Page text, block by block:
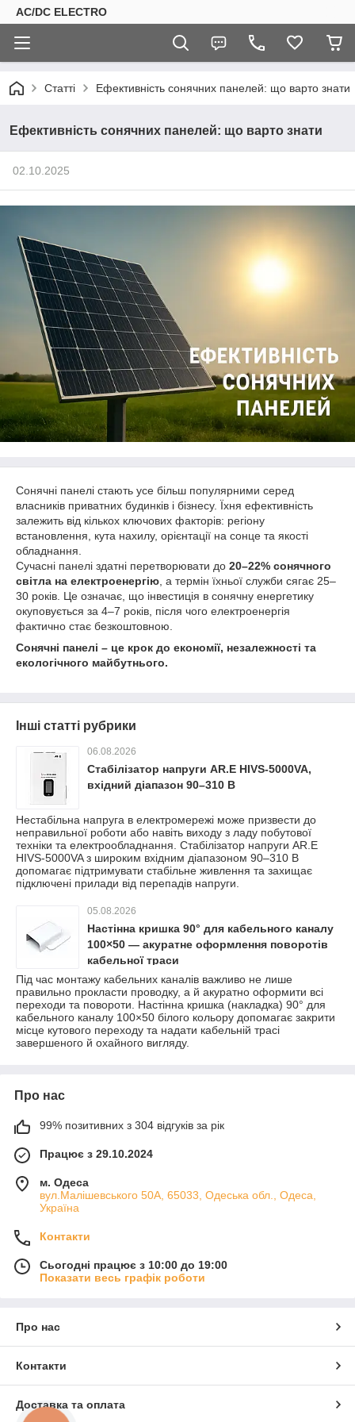
AC/DC ELECTRO
Статті Ефективність сонячних панелей: що варто знати
Ефективність сонячних панелей: що варто знати
02.10.2025
Сонячні панелі стають усе більш популярними серед
власників приватних будинків і бізнесу. Їхня ефективність
залежить від кількох ключових факторів: регіону
встановлення, кута нахилу, орієнтації на сонце та якості
обладнання.
Сучасні панелі здатні перетворювати до 20–22% сонячного
світла на електроенергію , а термін їхньої служби сягає 25–
30 років. Це означає, що інвестиція в сонячну енергетику
окуповується за 4–7 років, після чого електроенергія
фактично стає безкоштовною.
Сонячні панелі – це крок до економії, незалежності та
екологічного майбутнього.
Інші статті рубрики
06.08.2026
Стабілізатор напруги AR.E HIVS-5000VA,
вхідний діапазон 90–310 В
Нестабільна напруга в електромережі може призвести до
неправильної роботи або навіть виходу з ладу побутової
техніки та електрообладнання. Стабілізатор напруги AR.E
HIVS-5000VA з широким вхідним діапазоном 90–310 В
допомагає підтримувати стабільне живлення та захищає
підключені прилади від перепадів напруги.
05.08.2026
Настінна кришка 90° для кабельного каналу
100×50 — акуратне оформлення поворотів
кабельної траси
Під час монтажу кабельних каналів важливо не лише
правильно прокласти проводку, а й акуратно оформити всі
переходи та повороти. Настінна кришка (накладка) 90° для
кабельного каналу 100×50 білого кольору допомагає закрити
місце кутового переходу та надати кабельній трасі
завершеного й охайного вигляду.
Про нас
99% позитивних з 304 відгуків за рік
Працює з 29.10.2024
м. Одеса
вул.Малішевського 50А, 65033, Одеська обл., Одеса,
Україна
Контакти
Сьогодні працює з 10:00 до 19:00
Показати весь графік роботи
Про нас
Контакти
Доставка та оплата